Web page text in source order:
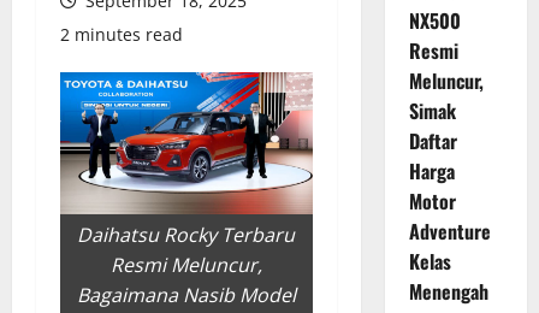
2 minutes read
Daihatsu Rocky Terbaru
Resmi Meluncur,
Bagaimana Nasib Model
NX500
Resmi
Meluncur,
Simak
Daftar
Harga
Motor
Adventure
Kelas
Menengah